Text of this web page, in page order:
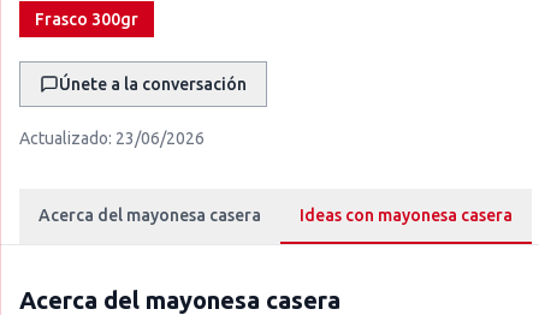
Frasco 300gr
Únete a la conversación
Actualizado: 23/06/2026
Acerca del mayonesa casera Ideas con mayonesa casera
Acerca del mayonesa casera